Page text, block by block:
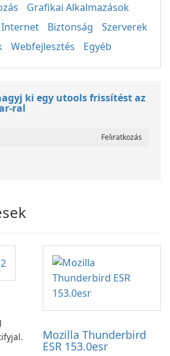
Grafikai Alkalmazások
Internet Biztonság
Szerverek
Webfejlesztés Egyéb
ki egy utools frissítést az
ral
Mozilla Thunderbird
ESR 153.0esr